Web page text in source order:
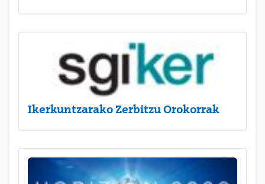
Ikerkuntzarako Zerbitzu Orokorrak